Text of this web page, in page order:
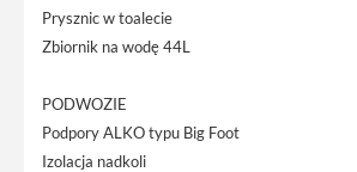
Prysznic w toalecie
Zbiornik na wodę 44L
PODWOZIE
Podpory ALKO typu Big Foot
Izolacja nadkoli